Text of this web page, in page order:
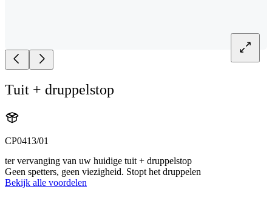
Tuit + druppelstop
CP0413/01
ter vervanging van uw huidige tuit + druppelstop
Geen spetters, geen viezigheid. Stopt het druppelen
Bekijk alle voordelen